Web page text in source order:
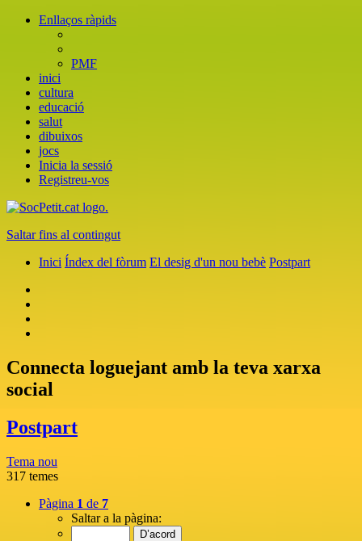
Enllaços ràpids
PMF
inici
cultura
educació
salut
dibuixos
jocs
Inicia la sessió
Registreu-vos
Saltar fins al contingut
Inici Índex del fòrum El desig d'un nou bebè Postpart
Connecta loguejant amb la teva xarxa
social
Postpart
Tema nou
317 temes
Pàgina 1 de 7
Saltar a la pàgina: